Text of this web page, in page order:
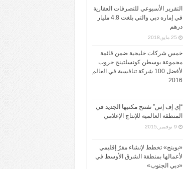
التقرير الأسبوعي للتصرفات العقارية
في إماره دبي والتي بلغت 4.8 مليار
درهم
25 مايو,2018
خمس شركات خليجية ضمن قائمة
مجموعة بوسطن كونسلتينج جروب
لأفضل 100 شركة تنافسية في العالم
2016
“إي إف إس” تفتتح مكتبها الجديد في
المنطقة العالمية للإنتاج الإعلامي
9 نوفمبر,2015
«بوينج» تخطط لإنشاء مقرّ إقليمي
لأعمالها بمنطقة الشرق الأوسط في
«دبي الجنوب»